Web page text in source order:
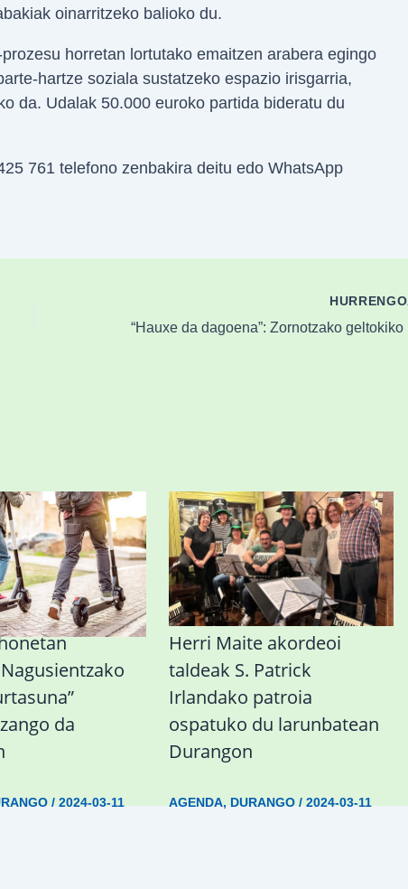
oinarritzeko balioko du.
horretan lortutako emaitzen arabera egingo
hartze soziala sustatzeko espazio irisgarria,
da. Udalak 50.000 euroko partida bideratu du
761 telefono zenbakira deitu edo WhatsApp
da
/2024-03-11
Herri Maite akordeoi
taldeak S. Patrick
Irlandako patroia
ospatuko du larunbatean
Durangon
AGENDA, DURANGO /2024-03-11